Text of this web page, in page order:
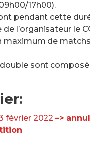
17h00).
pendant cette
l’organisateur le
maximum de
sont
février 2022 –>